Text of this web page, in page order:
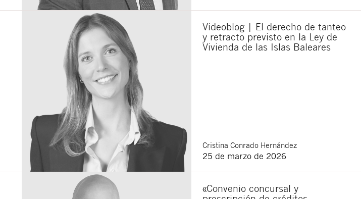
Videoblog | El derecho de tanteo
y retracto previsto en la Ley de
Vivienda de las Islas Baleares
Cristina Conrado Hernández
25 de marzo de 2026
«Convenio concursal y